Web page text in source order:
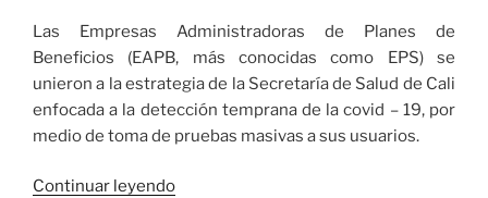
Las Empresas Administradoras de Planes de
Beneficios (EAPB, más conocidas como EPS) se
unieron a la estrategia de la Secretaría de Salud de Cali
enfocada a la detección temprana de la covid – 19, por
medio de toma de pruebas masivas a sus usuarios.
Continuar leyendo«EPS